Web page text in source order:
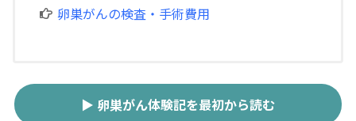
卵巣がんの検査・手術費用
▶ 卵巣がん体験記を最初から読む